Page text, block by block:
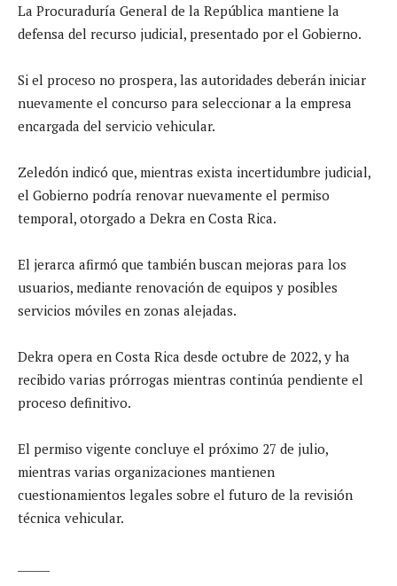
La Procuraduría General de la República mantiene la
defensa del recurso judicial, presentado por el Gobierno.
Si el proceso no prospera, las autoridades deberán iniciar
nuevamente el concurso para seleccionar a la empresa
encargada del servicio vehicular.
Zeledón indicó que, mientras exista incertidumbre judicial,
el Gobierno podría renovar nuevamente el permiso
temporal, otorgado a Dekra en Costa Rica.
El jerarca afirmó que también buscan mejoras para los
usuarios, mediante renovación de equipos y posibles
servicios móviles en zonas alejadas.
Dekra opera en Costa Rica desde octubre de 2022, y ha
recibido varias prórrogas mientras continúa pendiente el
proceso definitivo.
El permiso vigente concluye el próximo 27 de julio,
mientras varias organizaciones mantienen
cuestionamientos legales sobre el futuro de la revisión
técnica vehicular.